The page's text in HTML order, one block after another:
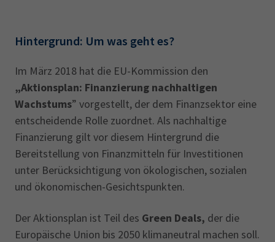
Hintergrund: Um was geht es?
Im März 2018 hat die EU-Kommission den
„Aktionsplan: Finanzierung nachhaltigen
Wachstums” vorgestellt, der dem Finanzsektor eine
entscheidende Rolle zuordnet. Als nachhaltige
Finanzierung gilt vor diesem Hintergrund die
Bereitstellung von Finanzmitteln für Investitionen
unter Berücksichtigung von ökologischen, sozialen
und ökonomischen-Gesichtspunkten.
Der Aktionsplan ist Teil des Green Deals, der die
Europäische Union bis 2050 klimaneutral machen soll.